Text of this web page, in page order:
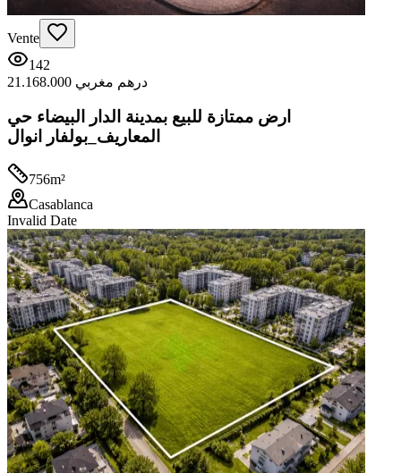
Vente
142
21.168.000 درهم مغربي
ارض ممتازة للبيع بمدينة الدار البيضاء حي
المعاريف_بولفار انوال
756m²
Casablanca
Invalid Date